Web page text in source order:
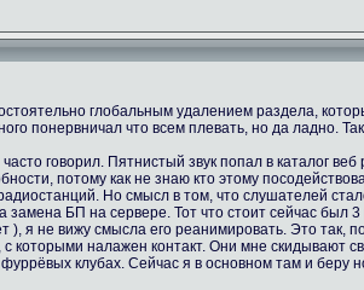
глобальным удалением раздела,
понервничал что всем плевать, но да ладно.
говорил. Пятнистый звук попал в каталог веб
потому как не знаю кто этому
Но смысл в том, что слушателей
БП на сервере. Тот что стоит сейчас был
), я не вижу смысла его реанимировать. Это так,
которыми налажен контакт. Они мне скидывают
клубах. Сейчас я в основном там и беру